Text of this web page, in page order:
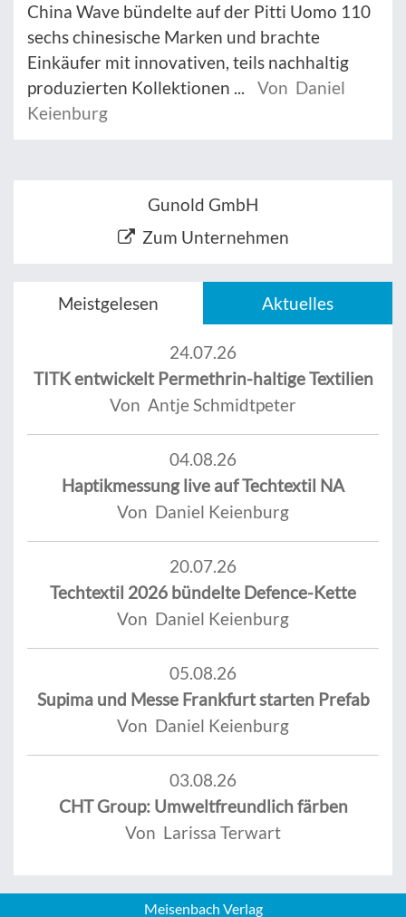
China Wave bündelte auf der Pitti Uomo 110
sechs chinesische Marken und brachte
Einkäufer mit innovativen, teils nachhaltig
produzierten Kollektionen ...
Von Daniel
Keienburg
Gunold GmbH
Zum Unternehmen
Meistgelesen Aktuelles
24.07.26
TITK entwickelt Permethrin-haltige Textilien
Von Antje Schmidtpeter
04.08.26
Haptikmessung live auf Techtextil NA
Von Daniel Keienburg
20.07.26
Techtextil 2026 bündelte Defence-Kette
Von Daniel Keienburg
05.08.26
Supima und Messe Frankfurt starten Prefab
Von Daniel Keienburg
03.08.26
CHT Group: Umweltfreundlich färben
Von Larissa Terwart
Meisenbach Verlag